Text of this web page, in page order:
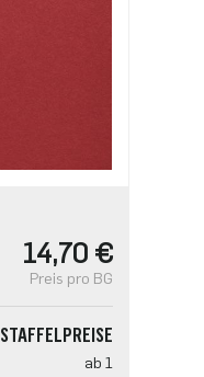
14,70 €
Preis pro BG
STAFFELPREISE
ab 1